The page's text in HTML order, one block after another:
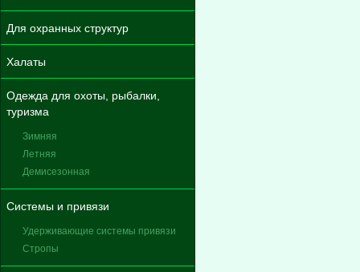
Для охранных структур
Халаты
Одежда для охоты, рыбалки,
туризма
Зимняя
Летняя
Демисезонная
Системы и привязи
Удерживающие системы привязи
Стропы